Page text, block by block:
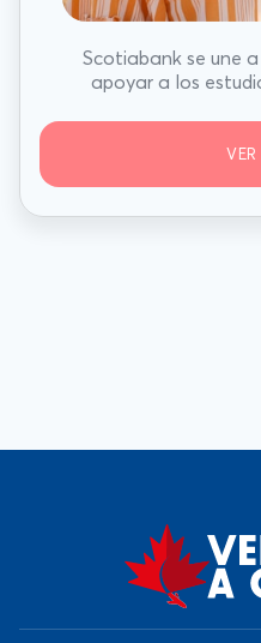
Scotiabank se une
apoyar a los